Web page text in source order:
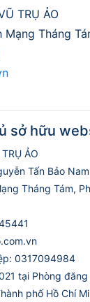
TRỤ ẢO
Mạng Tháng
sở hữu
ẢO
Tấn Bảo Nam
Tháng Tám,
0317094984
tại Phòng
phố Hồ Chí